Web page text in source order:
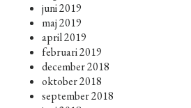
juni 2019
maj 2019
april 2019
februari 2019
december 2018
oktober 2018
september 2018